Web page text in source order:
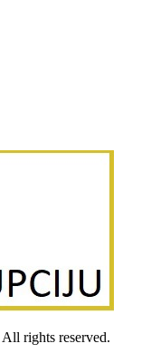
rights reserved.